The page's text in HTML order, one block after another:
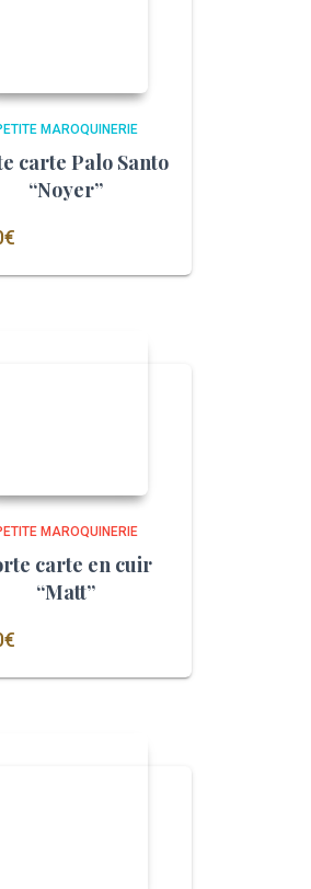
MAROQUINERIE
carte Palo Santo
“Noyer”
€
MAROQUINERIE
carte en cuir
“Matt”
€